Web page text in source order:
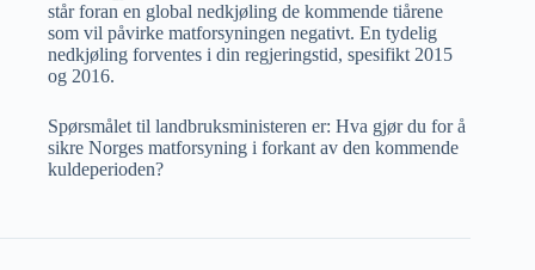
står foran en global nedkjøling de kommende tiårene
som vil påvirke matforsyningen negativt. En tydelig
nedkjøling forventes i din regjeringstid, spesifikt 2015
og 2016.
Spørsmålet til landbruksministeren er: Hva gjør du for å
sikre Norges matforsyning i forkant av den kommende
kuldeperioden?